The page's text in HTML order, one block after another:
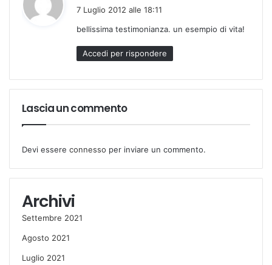
e
t
t
:
7 Luglio 2012 alle 18:11
bellissima testimonianza. un esempio di vita!
Accedi per rispondere
Lascia un commento
Devi essere connesso per inviare un commento.
Archivi
Settembre 2021
Agosto 2021
Luglio 2021